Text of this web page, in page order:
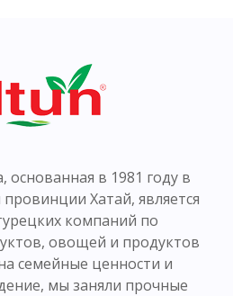
основанная в 1981 году в
Хатай, является
компаний по
овощей и продуктов
семейные ценности и
мы заняли прочные